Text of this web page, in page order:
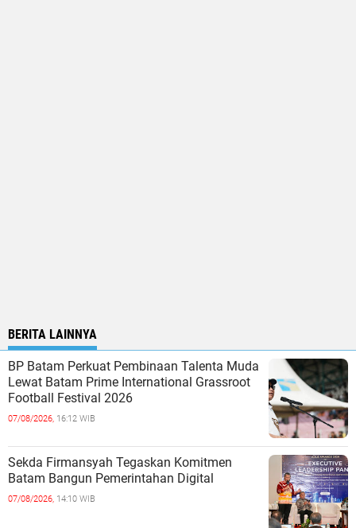
BERITA LAINNYA
BP Batam Perkuat Pembinaan Talenta Muda
Lewat Batam Prime International Grassroot
Football Festival 2026
07/08/2026, 16:12 WIB
Sekda Firmansyah Tegaskan Komitmen
Batam Bangun Pemerintahan Digital
07/08/2026, 14:10 WIB